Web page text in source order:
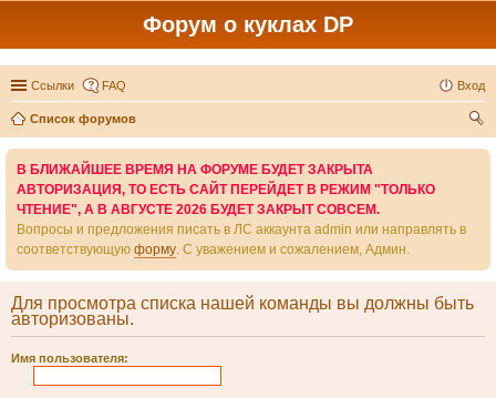
Форум о куклах DP
Ссылки FAQ Вход
Список форумов
В БЛИЖАЙШЕЕ ВРЕМЯ НА ФОРУМЕ БУДЕТ ЗАКРЫТА
АВТОРИЗАЦИЯ, ТО ЕСТЬ САЙТ ПЕРЕЙДЕТ В РЕЖИМ "ТОЛЬКО
ЧТЕНИЕ", А В АВГУСТЕ 2026 БУДЕТ ЗАКРЫТ СОВСЕМ.
Вопросы и предложения писать в ЛС аккаунта admin или направлять в
соответствующую форму. С уважением и сожалением, Админ.
Для просмотра списка нашей команды вы должны быть
авторизованы.
Имя пользователя: